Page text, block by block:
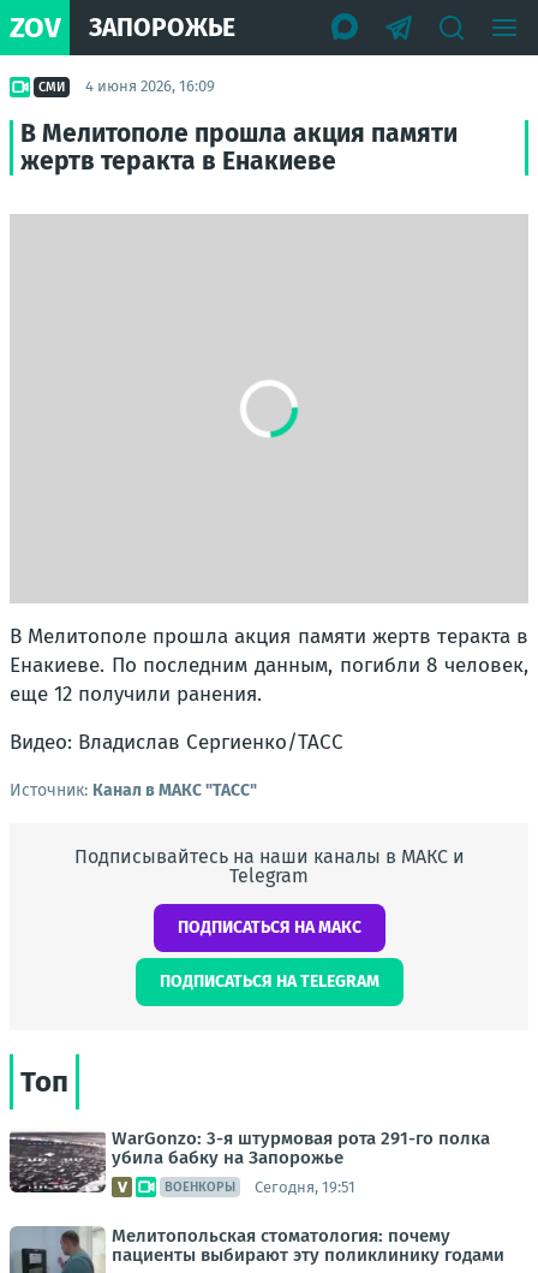
ZOV ЗАПОРОЖЬЕ
СМИ 4 июня 2026, 16:09
В Мелитополе прошла акция памяти
жертв теракта в Енакиеве
В Мелитополе прошла акция памяти жертв теракта в
Енакиеве. По последним данным, погибли 8 человек,
еще 12 получили ранения.
Видео: Владислав Сергиенко/ТАСС
Источник: Канал в МАКС "ТАСС"
Подписывайтесь на наши каналы в МАКС и
Telegram
ПОДПИСАТЬСЯ НА МАКС
ПОДПИСАТЬСЯ НА TELEGRAM
Топ
WarGonzo: 3-я штурмовая рота 291-го полка
убила бабку на Запорожье
ВОЕНКОРЫ Сегодня, 19:51
Мелитопольская стоматология: почему
пациенты выбирают эту поликлинику годами